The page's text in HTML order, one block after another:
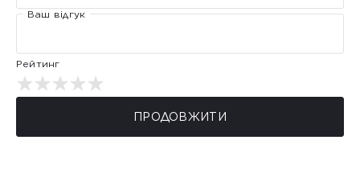
Ваш відгук
Рейтинг
ПРОДОВЖИТИ